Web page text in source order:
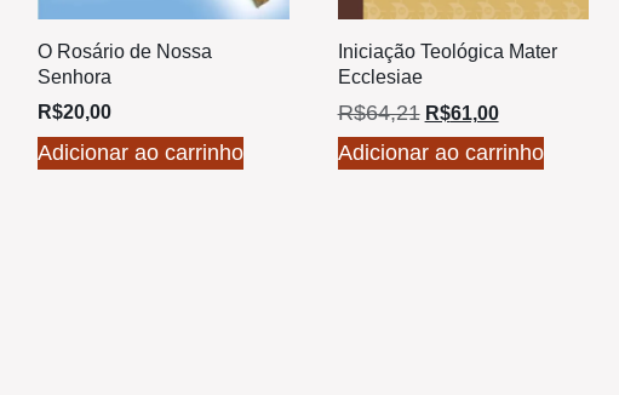
O Rosário de Nossa
Senhora
R$20,00
Adicionar ao carrinho
Iniciação Teológica Mater
Ecclesiae
R$64,21 R$61,00
Adicionar ao carrinho